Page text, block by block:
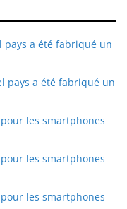
pays a été fabriqué un
pays a été fabriqué un
pour les smartphones
pour les smartphones
pour les smartphones